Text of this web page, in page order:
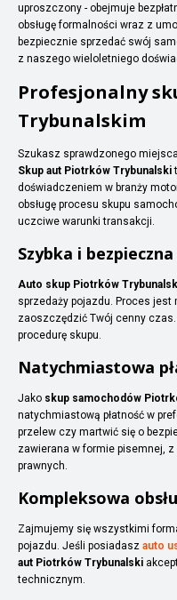
uproszczony - obejmuje
obsługę formalności wraz z
bezpiecznie sprzedać swój
z naszego wieloletniego
Profesjonalny
Trybunalskim
Szukasz sprawdzonego
Skup aut Piotrków Trybunalski
doświadczeniem w branży
obsługę procesu skupu
uczciwe warunki transakcji.
Szybka i
Auto skup Piotrków
sprzedaży pojazdu. Proces
zaoszczędzić Twój cenny
procedurę skupu.
Natychmiastowa
Jako skup samochodów
natychmiastową płatność w
przelew czy martwić się o
zawierana w formie pisemnej,
prawnych.
Kompleksowa
Zajmujemy się wszystkimi
pojazdu. Jeśli posiadasz auto
aut Piotrków Trybunalski
technicznym.